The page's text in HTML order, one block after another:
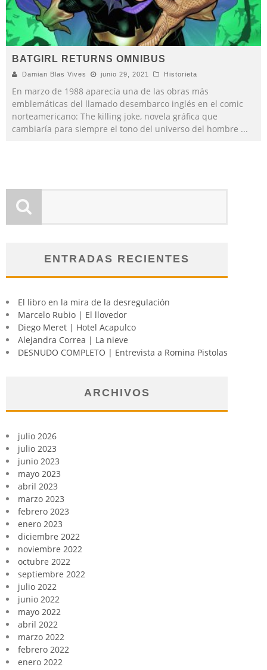
BATGIRL RETURNS OMNIBUS
Damian Blas Vives junio 29, 2021 Historieta
En marzo de 1988 aparecía una de las obras más
emblemáticas del llamado desembarco inglés en el comic
norteamericano: The killing joke, novela gráfica que
cambiaría para siempre el tono del universo del hombre ...
ENTRADAS RECIENTES
El libro en la mira de la desregulación
Marcelo Rubio | El llovedor
Diego Meret | Hotel Acapulco
Alejandra Correa | La nieve
DESNUDO COMPLETO | Entrevista a Romina Pistolas
ARCHIVOS
julio 2026
julio 2023
junio 2023
mayo 2023
abril 2023
marzo 2023
febrero 2023
enero 2023
diciembre 2022
noviembre 2022
octubre 2022
septiembre 2022
julio 2022
junio 2022
mayo 2022
abril 2022
marzo 2022
febrero 2022
enero 2022